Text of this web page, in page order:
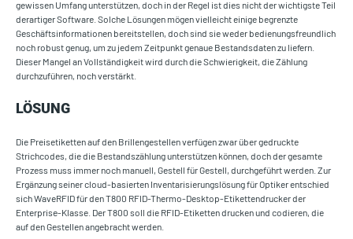
gewissen Umfang unterstützen, doch in der Regel ist dies nicht der wichtigste Teil
derartiger Software. Solche Lösungen mögen vielleicht einige begrenzte
Geschäftsinformationen bereitstellen, doch sind sie weder bedienungsfreundlich
noch robust genug, um zu jedem Zeitpunkt genaue Bestandsdaten zu liefern.
Dieser Mangel an Vollständigkeit wird durch die Schwierigkeit, die Zählung
durchzuführen, noch verstärkt.
LÖSUNG
Die Preisetiketten auf den Brillengestellen verfügen zwar über gedruckte
Strichcodes, die die Bestandszählung unterstützen können, doch der gesamte
Prozess muss immer noch manuell, Gestell für Gestell, durchgeführt werden. Zur
Ergänzung seiner cloud-basierten Inventarisierungslösung für Optiker entschied
sich WaveRFID für den T800 RFID-Thermo-Desktop-Etikettendrucker der
Enterprise-Klasse. Der T800 soll die RFID-Etiketten drucken und codieren, die
auf den Gestellen angebracht werden.